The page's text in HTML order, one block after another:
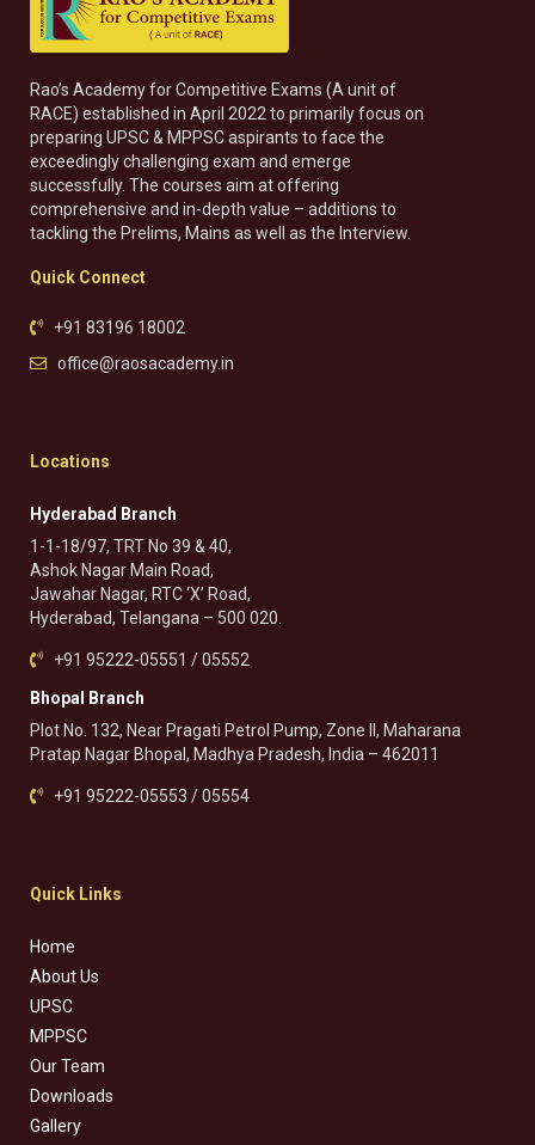
Rao’s Academy for Competitive Exams (A unit of
RACE) established in April 2022 to primarily focus on
preparing UPSC & MPPSC aspirants to face the
exceedingly challenging exam and emerge
successfully. The courses aim at offering
comprehensive and in-depth value – additions to
tackling the Prelims, Mains as well as the Interview.
Quick Connect
+91 83196 18002
office@raosacademy.in
Locations
Hyderabad Branch
1-1-18/97, TRT No 39 & 40,
Ashok Nagar Main Road,
Jawahar Nagar, RTC ‘X’ Road,
Hyderabad, Telangana – 500 020.
+91 95222-05551 / 05552
Bhopal Branch
Plot No. 132, Near Pragati Petrol Pump, Zone II, Maharana
Pratap Nagar Bhopal, Madhya Pradesh, India – 462011
+91 95222-05553 / 05554
Quick Links
Home
About Us
UPSC
MPPSC
Our Team
Downloads
Gallery